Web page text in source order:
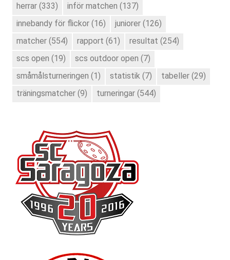
herrar (333) inför matchen (137)
innebandy för flickor (16) juniorer (126)
matcher (554) rapport (61) resultat (254)
scs open (19) scs outdoor open (7)
småmålsturneringen (1) statistik (7) tabeller (29)
träningsmatcher (9) turneringar (544)